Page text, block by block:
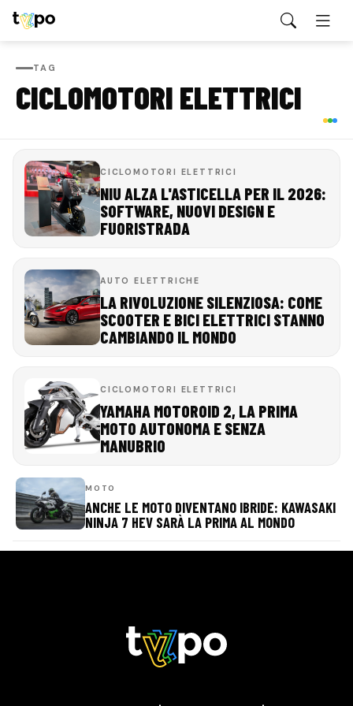
TAG
CICLOMOTORI ELETTRICI
CICLOMOTORI ELETTRICI
NIU ALZA L'ASTICELLA PER IL 2026:
SOFTWARE, NUOVI DESIGN E
FUORISTRADA
AUTO ELETTRICHE
LA RIVOLUZIONE SILENZIOSA: COME
SCOOTER E BICI ELETTRICI STANNO
CAMBIANDO IL MONDO
CICLOMOTORI ELETTRICI
YAMAHA MOTOROID 2, LA PRIMA
MOTO AUTONOMA E SENZA
MANUBRIO
MOTO
ANCHE LE MOTO DIVENTANO IBRIDE: KAWASAKI
NINJA 7 HEV SARÀ LA PRIMA AL MONDO